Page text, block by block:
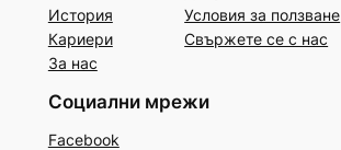
История
Кариери
За нас
Условия за ползване
Свържете се с нас
Социални мрежи
Facebook